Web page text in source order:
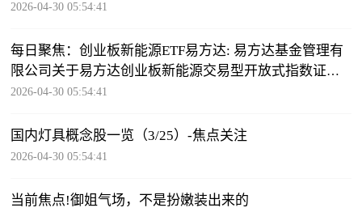
2026-04-30 05:54:41
每日聚焦：创业板新能源ETF易方达: 易方达基金管理有
限公司关于易方达创业板新能源交易型开放式指数证券
投资基金流动性服务商的公告
2026-04-30 05:54:41
国内灯具概念股一览（3/25）-焦点关注
2026-04-30 05:54:41
当前焦点!御姐气场，不是扮嫩装出来的